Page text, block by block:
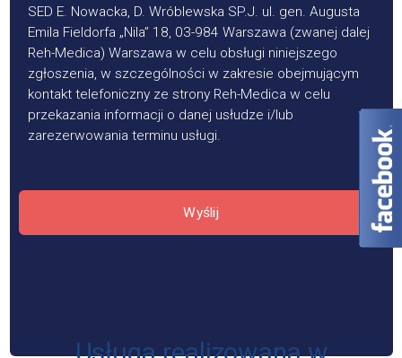
SED E. Nowacka, D. Wróblewska SP.J. ul. gen. Augusta
Emila Fieldorfa „Nila” 18, 03-984 Warszawa (zwanej dalej
Reh-Medica) Warszawa w celu obsługi niniejszego
zgłoszenia, w szczególności w zakresie obejmującym
kontakt telefoniczny ze strony Reh-Medica w celu
przekazania informacji o danej usłudze i/lub
zarezerwowania terminu usługi.
Wyślij